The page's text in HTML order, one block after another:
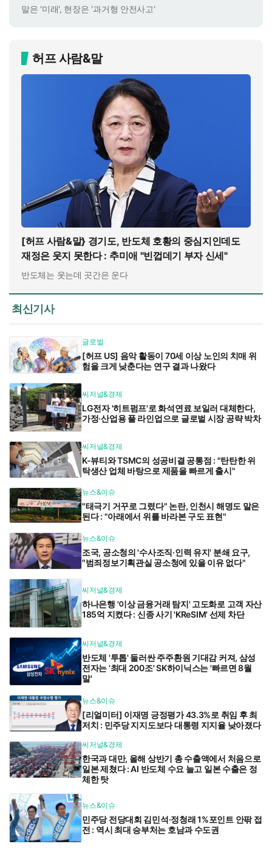
말은 '미래', 현장은 '과거형 안전사고'
허프 사람&말
[허프 사람&말} 경기도, 반도체 호황의 중심지인데도
재정은 웃지 못한다 : 추미애 "빈껍데기 부자 신세"
반도체는 웃는데 곳간은 운다
최신기사
글로벌
[허프 US] 음악 활동이 70세 이상 노인의 치매 위
험을 크게 낮춘다는 연구 결과 나왔다
씨저널&경제
LG전자 '히트펌프'로 화석연료 보일러 대체한다,
가정·산업용 풀 라인업으로 글로벌 시장 공략 박차
씨저널&경제
K-뷰티와 TSMC의 성공비결 공통점 : "탄탄한 위
탁생산 업체 바탕으로 제품을 빠르게 출시"
뉴스&이슈
"태극기 거꾸로 그렸다" 논란, 인천시 해명도 말은
된다 : "아래에서 위를 바라본 구도 표현"
뉴스&이슈
조국, 공소청의 '수사조직·인력 유지' 분쇄 요구,
"범죄정보기획관실 공소청에 있을 이유 없다"
씨저널&경제
하나은행 '이상 금융거래 탐지' 고도화로 고객 자산
185억 지켰다 : 신종 사기 'KReSIM' 선제 차단
씨저널&경제
반도체 '투톱' 둘러싼 주주환원 기대감 커져, 삼성
전자는 '최대 200조' SK하이닉스는 '빠르면 8월
말'
뉴스&이슈
[리얼미터] 이재명 긍정평가 43.3%로 취임 후 최
저치 : 민주당 지지도보다 대통령 지지율 낮아졌다
씨저널&경제
한국과 대만, 올해 상반기 총 수출액에서 처음으로
일본 제쳤다 : AI 반도체 수요 늘고 일본 수출은 정
체한 탓
뉴스&이슈
민주당 전당대회 김민석·정청래 1%포인트 안팎 접
전 : 역시 최대 승부처는 호남과 수도권